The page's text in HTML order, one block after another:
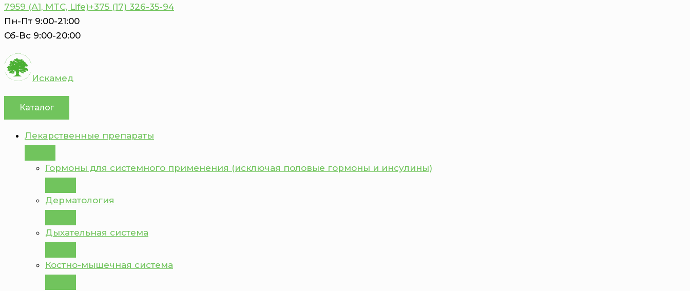
7959 (А1, MTC, Life)+375 (17) 326-35-94
Пн-Пт 9:00-21:00
Сб-Вс 9:00-20:00
Искамед
Каталог
Лекарственные препараты
Гормоны для системного применения (исключая половые гормоны и инсулины)
Дерматология
Дыхательная система
Костно-мышечная система